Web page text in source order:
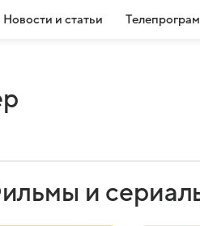
Новости и статьи
и